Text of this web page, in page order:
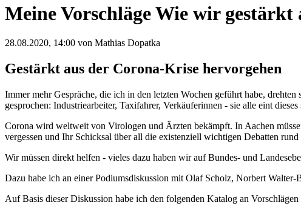
Meine VorschlägeWie wir gestärkt
28.08.2020, 14:00 von Mathias Dopatka
Gestärkt aus der Corona-Krise hervorgehen
Immer mehr Gespräche, die ich in den letzten Wochen geführt habe,
gesprochen: Industriearbeiter, Taxifahrer, Verkäuferinnen - sie alle eint
Corona wird weltweit von Virologen und Ärzten bekämpft. In Aachen
vergessen und Ihr Schicksal über all die existenziell wichtigen Debatten
Wir müssen direkt helfen - vieles dazu haben wir auf Bundes- und
Dazu habe ich an einer Podiumsdiskussion mit Olaf Scholz, Norbert
Auf Basis dieser Diskussion habe ich den folgenden Katalog an